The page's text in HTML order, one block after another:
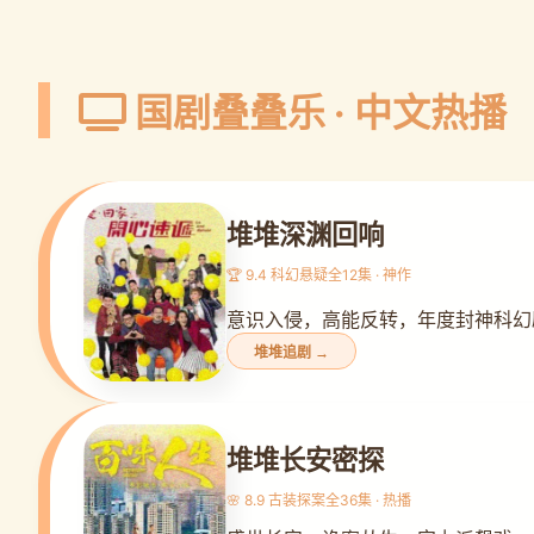
国剧叠叠乐 · 中文热播
堆堆深渊回响
🏆 9.4 科幻悬疑全12集 · 神作
意识入侵，高能反转，年度封神科
堆堆追剧 →
堆堆长安密探
🌸 8.9 古装探案全36集 · 热播